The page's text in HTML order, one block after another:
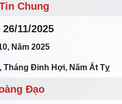
Chung
11/2025
Năm 2025
Tháng Đinh Hợi, Năm Ất Tỵ
Đạo